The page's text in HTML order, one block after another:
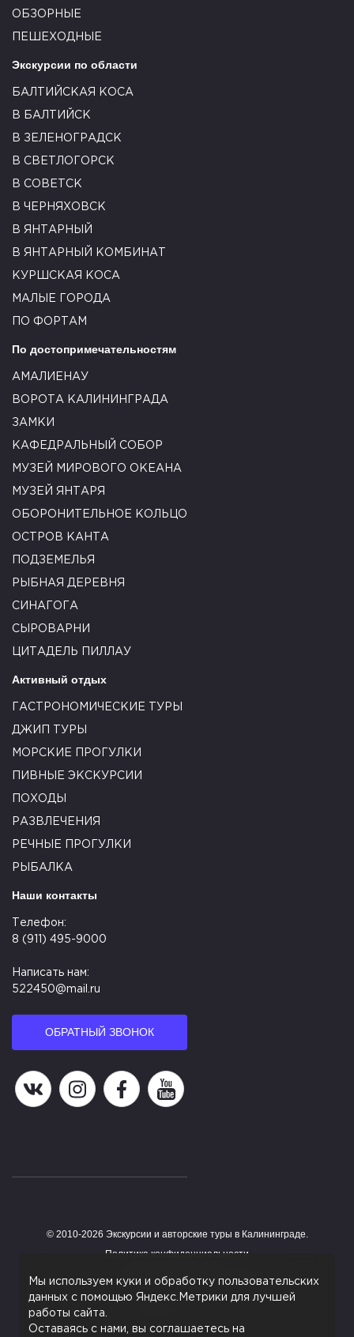
ОБЗОРНЫЕ
ПЕШЕХОДНЫЕ
Экскурсии по области
БАЛТИЙСКАЯ КОСА
В БАЛТИЙСК
В ЗЕЛЕНОГРАДСК
В СВЕТЛОГОРСК
В СОВЕТСК
В ЧЕРНЯХОВСК
В ЯНТАРНЫЙ
В ЯНТАРНЫЙ КОМБИНАТ
КУРШСКАЯ КОСА
МАЛЫЕ ГОРОДА
ПО ФОРТАМ
По достопримечательностям
АМАЛИЕНАУ
ВОРОТА КАЛИНИНГРАДА
ЗАМКИ
КАФЕДРАЛЬНЫЙ СОБОР
МУЗЕЙ МИРОВОГО ОКЕАНА
МУЗЕЙ ЯНТАРЯ
ОБОРОНИТЕЛЬНОЕ КОЛЬЦО
ОСТРОВ КАНТА
ПОДЗЕМЕЛЬЯ
РЫБНАЯ ДЕРЕВНЯ
СИНАГОГА
СЫРОВАРНИ
ЦИТАДЕЛЬ ПИЛЛАУ
Активный отдых
ГАСТРОНОМИЧЕСКИЕ ТУРЫ
ДЖИП ТУРЫ
МОРСКИЕ ПРОГУЛКИ
ПИВНЫЕ ЭКСКУРСИИ
ПОХОДЫ
РАЗВЛЕЧЕНИЯ
РЕЧНЫЕ ПРОГУЛКИ
РЫБАЛКА
Наши контакты
Телефон:
8 (911) 495-9000
Написать нам:
522450@mail.ru
ОБРАТНЫЙ ЗВОНОК
Наша группа в ВК
Наша страница в Instagram
Наша группа в Facebook
Наш канал на YouTube
© 2010-2026 Экскурсии и авторские туры в Калининграде.
Политика конфиденциальности
Согласие на обработку персональных данных
Работает на HostCMS
Мы используем куки и обработку пользовательских
данных с помощью Яндекс.Метрики для лучшей
работы сайта.
Оставаясь с нами, вы соглашаетесь на